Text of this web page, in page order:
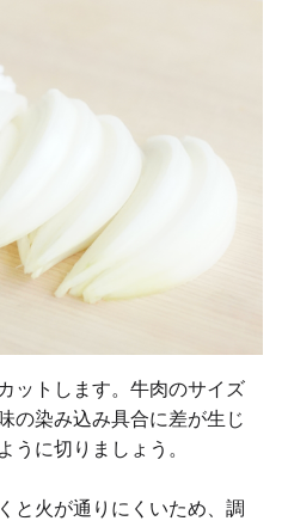
ットします。牛肉のサイズ
の染み込み具合に差が生じ
うに切りましょう。
と火が通りにくいため、調